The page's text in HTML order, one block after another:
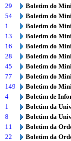
29
Boletim do
54
Boletim do
1
Boletim do
13
Boletim do
16
Boletim do
28
Boletim do
45
Boletim do
77
Boletim do
149
Boletim do
4
Boletim de
1
Boletim da
8
Boletim da
11
Boletim da
22
Boletim da